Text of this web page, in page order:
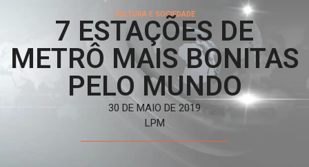
CULTURA E SOCIEDADE
7 ESTAÇÕES DE
METRÔ MAIS BONITAS
PELO MUNDO
30 DE MAIO DE 2019
LPM